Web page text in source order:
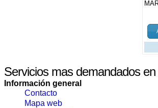
Servicios mas demandados
Información general
Contacto
Mapa web